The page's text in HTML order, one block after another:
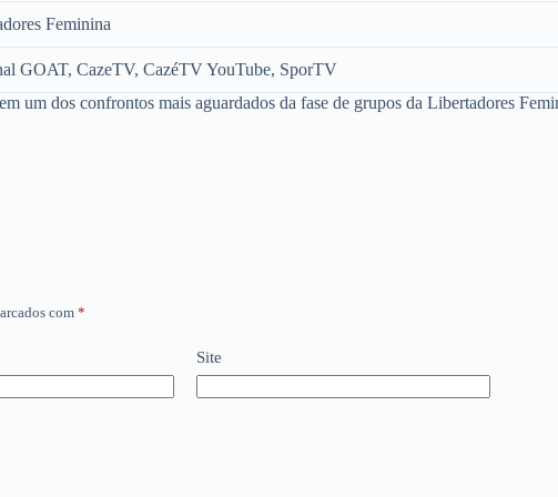
Feminina
GOAT, CazeTV, CazéTV YouTube, SporTV
um dos confrontos mais aguardados da fase de grupos da Libertadores
com *
Site